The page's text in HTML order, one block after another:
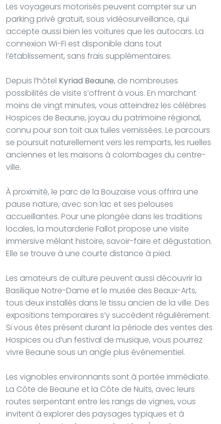
Les voyageurs motorisés peuvent compter sur un
parking privé gratuit, sous vidéosurveillance, qui
accepte aussi bien les voitures que les autocars. La
connexion Wi-Fi est disponible dans tout
l’établissement, sans frais supplémentaires.
Depuis l’hôtel Kyriad Beaune, de nombreuses
possibilités de visite s’offrent à vous. En marchant
moins de vingt minutes, vous atteindrez les célèbres
Hospices de Beaune, joyau du patrimoine régional,
connu pour son toit aux tuiles vernissées. Le parcours
se poursuit naturellement vers les remparts, les ruelles
anciennes et les maisons à colombages du centre-
ville.
À proximité, le parc de la Bouzaise vous offrira une
pause nature, avec son lac et ses pelouses
accueillantes. Pour une plongée dans les traditions
locales, la moutarderie Fallot propose une visite
immersive mêlant histoire, savoir-faire et dégustation.
Elle se trouve à une courte distance à pied.
Les amateurs de culture peuvent aussi découvrir la
Basilique Notre-Dame et le musée des Beaux-Arts,
tous deux installés dans le tissu ancien de la ville. Des
expositions temporaires s’y succèdent régulièrement.
Si vous êtes présent durant la période des ventes des
Hospices ou d’un festival de musique, vous pourrez
vivre Beaune sous un angle plus événementiel.
Les vignobles environnants sont à portée immédiate.
La Côte de Beaune et la Côte de Nuits, avec leurs
routes serpentant entre les rangs de vignes, vous
invitent à explorer des paysages typiques et à